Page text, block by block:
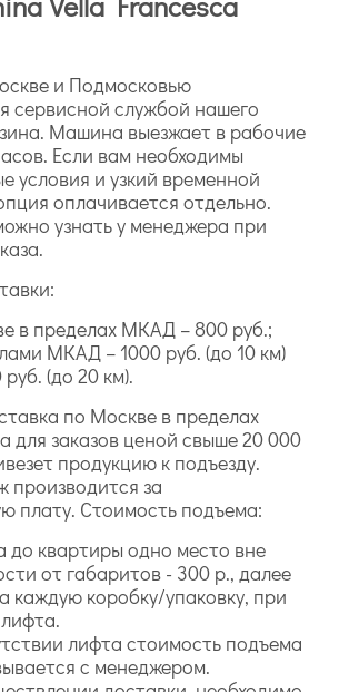
и Подмосковью
сервисной службой нашего
Машина выезжает в рабочие
Если вам необходимы
условия и узкий временной
оплачивается отдельно.
узнать у менеджера при
в пределах МКАД – 800 руб.;
МКАД – 1000 руб. (до 10 км)
руб. (до 20 км).
по Москве в пределах
заказов ценой свыше 20 000
продукцию к подъезду.
производится за
плату. Стоимость подъема:
до квартиры одно место вне
от габаритов - 300 р., далее
каждую коробку/упаковку, при
лифта стоимость подъема
с менеджером.